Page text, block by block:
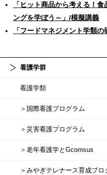
「ヒット商品から考える！
ングを学ぼう～」/模擬講義
「フードマネジメント学類
看護学群
看護学類
＞国際看護プログラム
＞災害看護プログラム
＞老年看護学とGcomsus
＞みやぎテレナース育成プロ